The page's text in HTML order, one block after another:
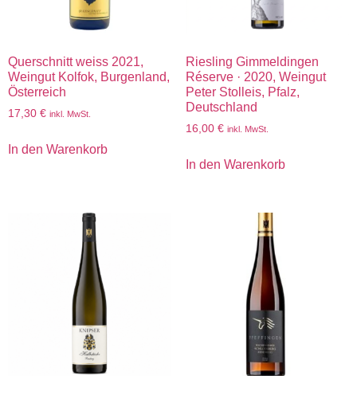
Querschnitt weiss 2021,
Weingut Kolfok, Burgenland,
Österreich
17,30 € inkl. MwSt.
In den Warenkorb
Riesling Gimmeldingen
Réserve · 2020, Weingut
Peter Stolleis, Pfalz,
Deutschland
16,00 € inkl. MwSt.
In den Warenkorb